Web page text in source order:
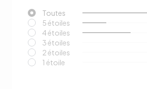
Toutes
5 étoiles
4 étoiles
3 étoiles
2 étoiles
1 étoile